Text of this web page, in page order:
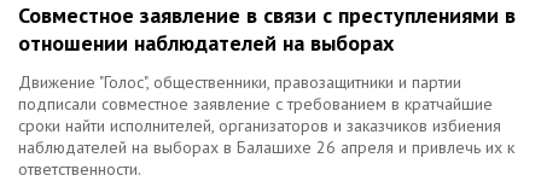
Совместное заявление в связи с преступлениями в
отношении наблюдателей на выборах
Движение "Голос", общественники, правозащитники и партии
подписали совместное заявление с требованием в кратчайшие
сроки найти исполнителей, организаторов и заказчиков избиения
наблюдателей на выборах в Балашихе 26 апреля и привлечь их к
ответственности.